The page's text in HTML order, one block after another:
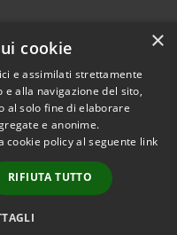
© 2026 • Comune di
Varano Borghi • Powered by
Municipium•
Accesso
redazione
×
cookie
e assimilati strettamente
alla navigazione del sito,
al solo fine di elaborare
e anonime.
cookie policy al seguente link
RIFIUTA TUTTO